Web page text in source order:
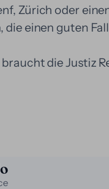
Zürich oder
einen guten
die Justiz